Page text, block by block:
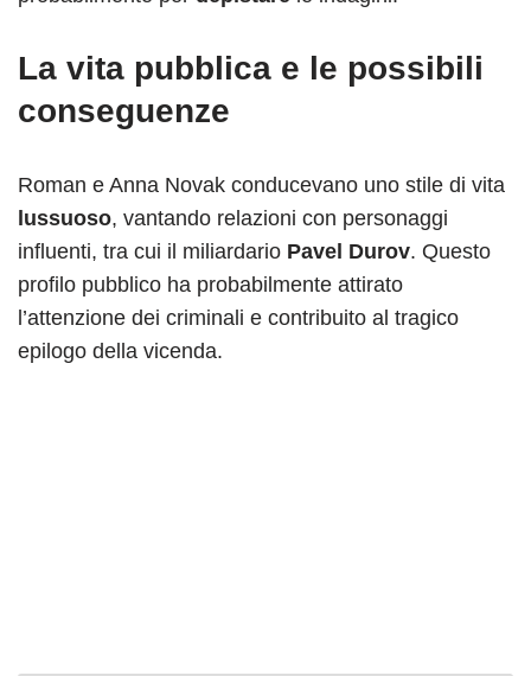
La vita pubblica e le possibili
conseguenze
Roman e Anna Novak conducevano uno stile di vita
lussuoso, vantando relazioni con personaggi
influenti, tra cui il miliardario Pavel Durov. Questo
profilo pubblico ha probabilmente attirato
l’attenzione dei criminali e contribuito al tragico
epilogo della vicenda.